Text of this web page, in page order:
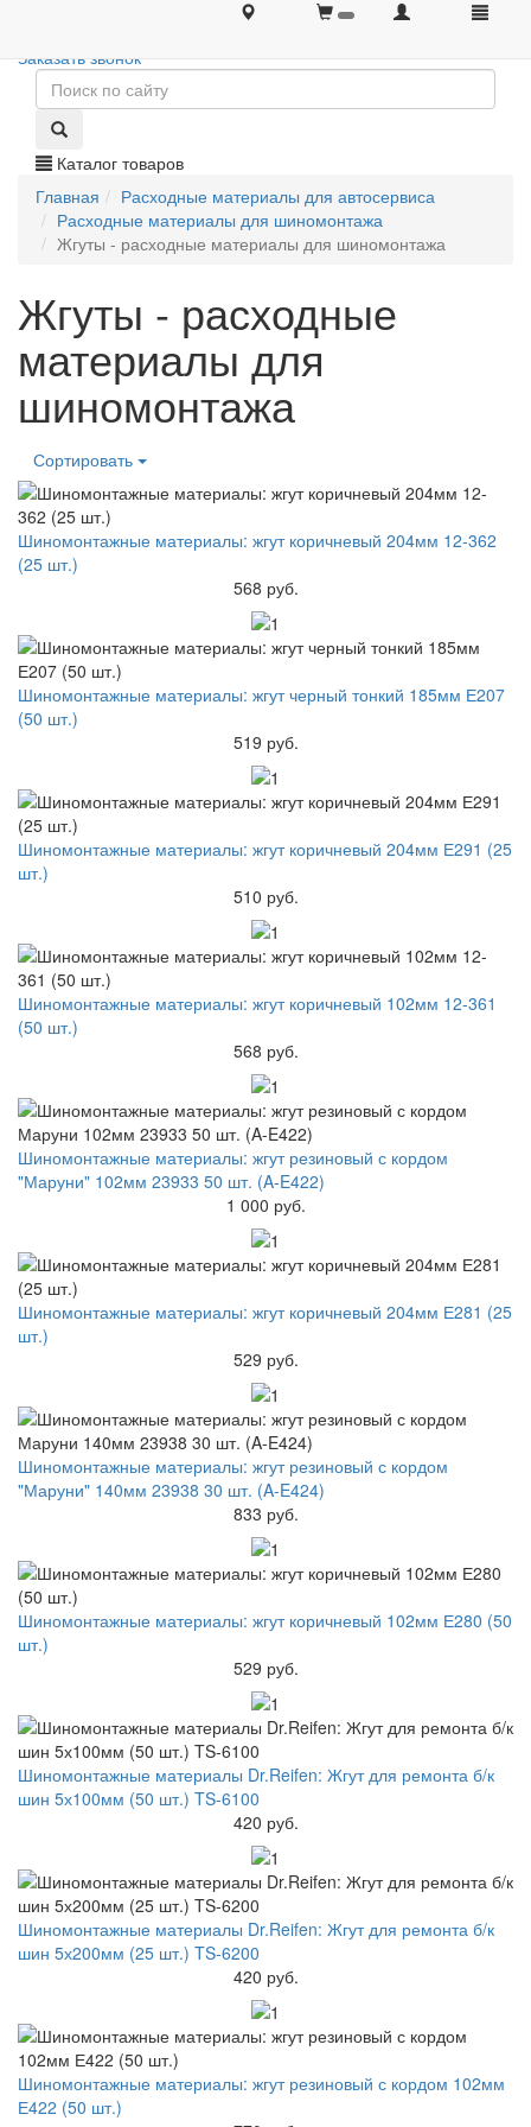
+7 (495) 646-08-66 +7 (495) 646-08-66
Заказать звонок
Каталог товаров
Главная
Расходные материалы для автосервиса
Расходные материалы для шиномонтажа
Жгуты - расходные материалы для шиномонтажа
Жгуты - расходные
материалы для
шиномонтажа
Сортировать
Шиномонтажные материалы: жгут коричневый 204мм 12-362
(25 шт.)
568 руб.
Шиномонтажные материалы: жгут черный тонкий 185мм Е207
(50 шт.)
519 руб.
Шиномонтажные материалы: жгут коричневый 204мм Е291 (25
шт.)
510 руб.
Шиномонтажные материалы: жгут коричневый 102мм 12-361
(50 шт.)
568 руб.
Шиномонтажные материалы: жгут резиновый с кордом
"Маруни" 102мм 23933 50 шт. (A-E422)
1 000 руб.
Шиномонтажные материалы: жгут коричневый 204мм Е281 (25
шт.)
529 руб.
Шиномонтажные материалы: жгут резиновый с кордом
"Маруни" 140мм 23938 30 шт. (A-E424)
833 руб.
Шиномонтажные материалы: жгут коричневый 102мм Е280 (50
шт.)
529 руб.
Шиномонтажные материалы Dr.Reifen: Жгут для ремонта б/к
шин 5х100мм (50 шт.) TS-6100
420 руб.
Шиномонтажные материалы Dr.Reifen: Жгут для ремонта б/к
шин 5х200мм (25 шт.) TS-6200
420 руб.
Шиномонтажные материалы: жгут резиновый с кордом 102мм
Е422 (50 шт.)